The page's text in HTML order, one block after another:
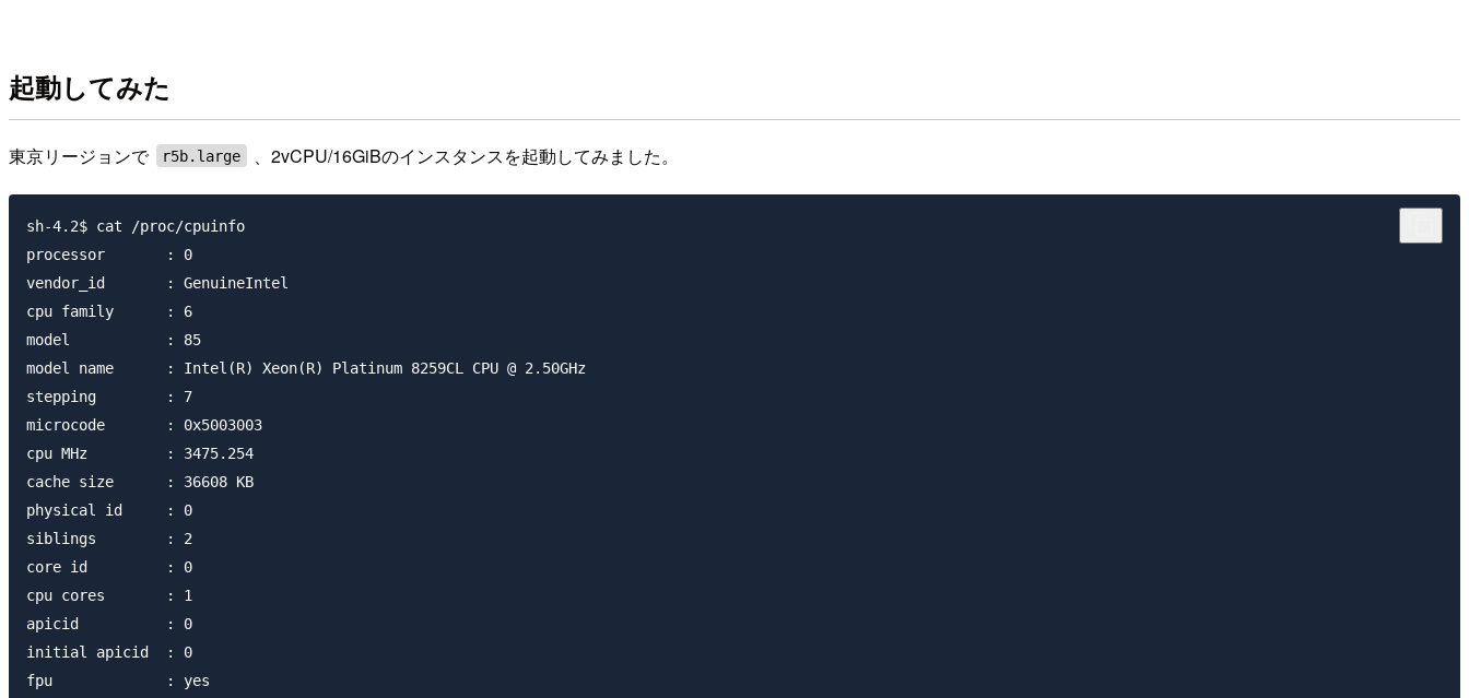
起動してみた
東京リージョンで r5b.large 、2vCPU/16GiBのインスタンスを起動してみました。
sh-4.2$ cat /proc/cpuinfo
processor       : 0
vendor_id       : GenuineIntel
cpu family      : 6
model           : 85
model name      : Intel(R) Xeon(R) Platinum 8259CL CPU @ 2.50GHz
stepping        : 7
microcode       : 0x5003003
cpu MHz         : 3475.254
cache size      : 36608 KB
physical id     : 0
siblings        : 2
core id         : 0
cpu cores       : 1
apicid          : 0
initial apicid  : 0
fpu             : yes